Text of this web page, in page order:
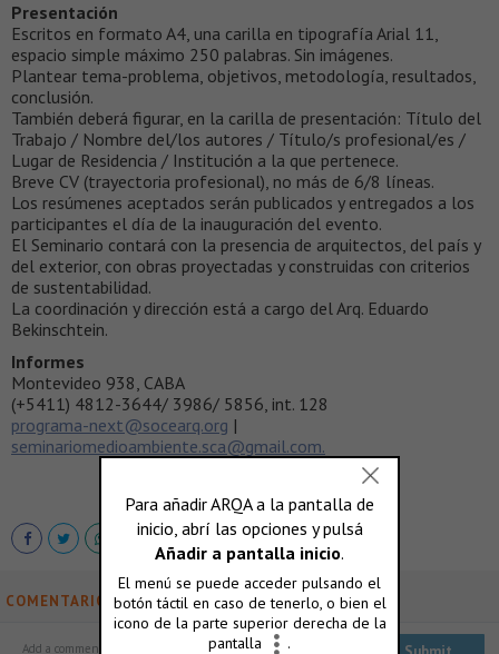
Presentación
Escritos en formato A4, una carilla en tipografía Arial 11,
espacio simple máximo 250 palabras. Sin imágenes.
Plantear tema-problema, objetivos, metodología, resultados,
conclusión.
También deberá figurar, en la carilla de presentación: Título del
Trabajo / Nombre del/los autores / Título/s profesional/es /
Lugar de Residencia / Institución a la que pertenece.
Breve CV (trayectoria profesional), no más de 6/8 líneas.
Los resúmenes aceptados serán publicados y entregados a los
participantes el día de la inauguración del evento.
El Seminario contará con la presencia de arquitectos, del país y
del exterior, con obras proyectadas y construidas con criterios
de sustentabilidad.
La coordinación y dirección está a cargo del Arq. Eduardo
Bekinschtein.
Informes
Montevideo 938, CABA
(+5411) 4812-3644/ 3986/ 5856, int. 128
programa-next@socearq.org |
seminariomedioambiente.sca@gmail.com.
COMENTARIOS